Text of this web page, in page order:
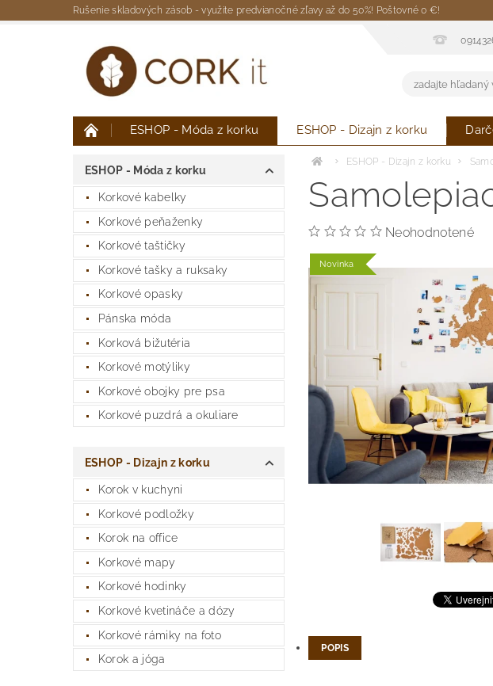
Rušenie skladových zásob - využite predvianočné zľavy až do 50%! Poštovné 0 €!
ESHOP - Móda z korku ESHOP - Dizajn z korku
ESHOP - Móda z korku
Korkové kabelky
Korkové peňaženky
Korkové taštičky
Korkové tašky a ruksaky
Korkové opasky
Pánska móda
Korková bižutéria
Korkové motýliky
Korkové obojky pre psa
Korkové puzdrá a okuliare
ESHOP - Dizajn z korku
Korok v kuchyni
Korkové podložky
Korok na office
Korkové mapy
Korkové hodinky
Korkové kvetináče a dózy
Korkové rámiky na foto
Korok a jóga
ESHOP - Dizajn z korku
Neohodnotené
Novinka
POPIS